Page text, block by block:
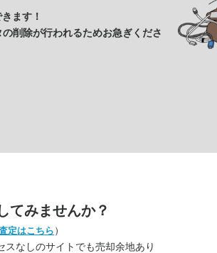
ます！
削除が行われるためお急ぎくださ
てみませんか？
定はこちら ）
スなしのサイトでも売却余地あり